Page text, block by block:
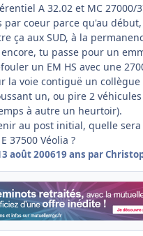
A 32.02 et MC 27000/
par coeur parce qu'au
ça aux SUD, à la
tu passe pour un
un EM HS avec une
la voie contiguë un
un, ou pire 2
à autre un heurtoir).
au post initial, quelle
37500 Véolia ?
août 200619 ans par